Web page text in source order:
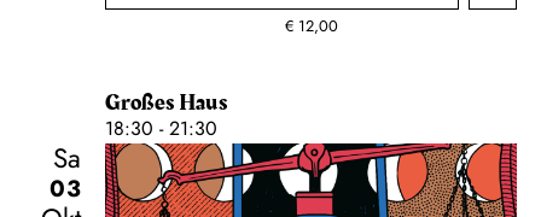
€ 12,00
Großes Haus
18:30 - 21:30
Sa
03